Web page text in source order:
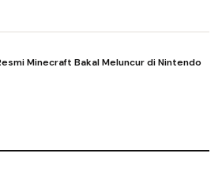
Minecraft Bakal Meluncur di Nintendo